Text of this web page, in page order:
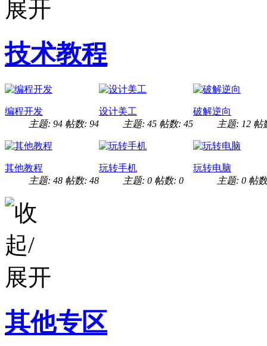
技术教程
编程开发
主题: 94 帖数: 94
设计美工
主题: 45 帖数: 45
破解逆向
主题: 12 帖
其他教程
主题: 48 帖数: 48
玩转手机
主题: 0 帖数: 0
玩转电脑
主题: 0 帖
其他专区